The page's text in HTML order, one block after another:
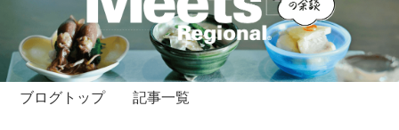
ブログトップ 記事一覧